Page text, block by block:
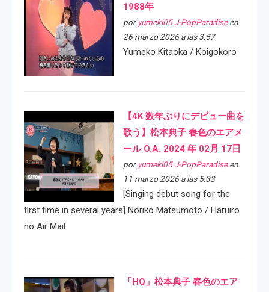
1988年
por yumeki05 J-PopParadiseen
26 marzo 2026 a las 3:57
Yumeko Kitaoka / Koigokoro
【4K 数年ぶりにデビュー曲を
歌う】松本典子 春色のエアメ
ール O.A. 2024 年 02月 17日
por yumeki05 J-PopParadiseen
11 marzo 2026 a las 5:33
[Singing debut song for the
first time in several years] Noriko Matsumoto / Haruiro
no Air Mail
「HQ」松本典子 春色のエア